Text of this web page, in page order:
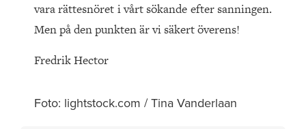
vara rättesnöret i vårt sökande efter sanningen.
Men på den punkten är vi säkert överens!
Fredrik Hector
Foto: lightstock.com / Tina Vanderlaan